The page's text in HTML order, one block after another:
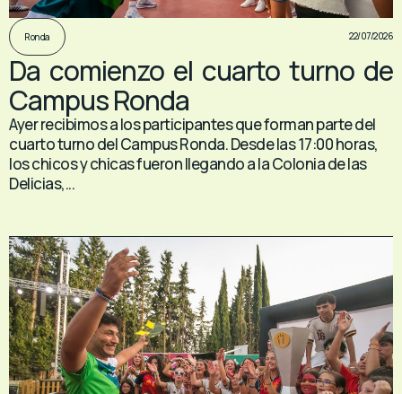
Ronda 22/07/2026
Da comienzo el cuarto turno de
Campus Ronda
Ayer recibimos a los participantes que forman parte del
cuarto turno del Campus Ronda. Desde las 17:00 horas,
los chicos y chicas fueron llegando a la Colonia de las
Delicias,...